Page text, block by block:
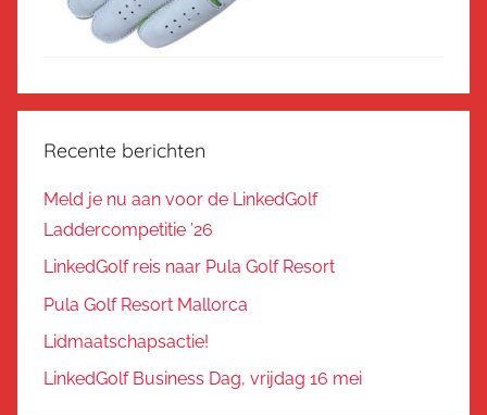
Recente berichten
Meld je nu aan voor de LinkedGolf
Laddercompetitie ’26
LinkedGolf reis naar Pula Golf Resort
Pula Golf Resort Mallorca
Lidmaatschapsactie!
LinkedGolf Business Dag, vrijdag 16 mei